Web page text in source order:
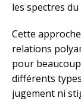
les spectres
Cette
relations
pour
différents
jugement ni